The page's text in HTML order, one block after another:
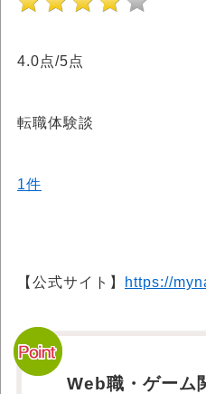
4.0点/5点
転職体験談
1件
【公式サイト】 https://
Web職・ゲーム